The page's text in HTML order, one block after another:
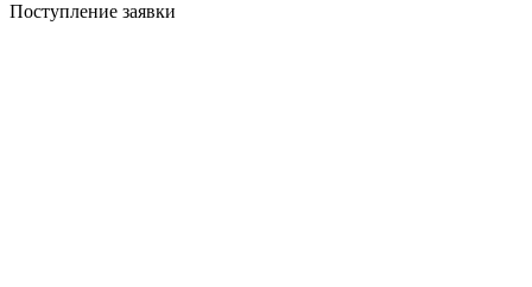
Поступление заявки